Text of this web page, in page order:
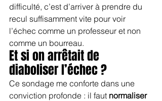
difficulté, c’est d’arriver à prendre du
recul suffisamment vite pour voir
l’échec comme un professeur et non
comme un bourreau.
Et si on arrêtait de
diaboliser l’échec ?
Ce sondage me conforte dans une
conviction profonde : il faut normaliser